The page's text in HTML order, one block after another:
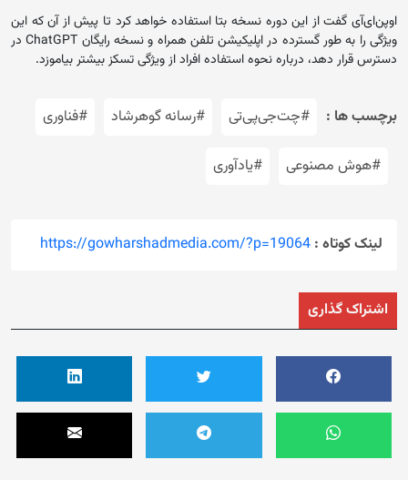
اوپن‌ای‌آی گفت از این دوره نسخه بتا استفاده خواهد کرد تا پیش از آن که این
ویژگی را به طور گسترده در اپلیکیشن تلفن همراه و نسخه رایگان ChatGPT در
دسترس قرار دهد، درباره نحوه استفاده افراد از ویژگی تسکز بیشتر بیاموزد.
برچسب ها : #چت‌جی‌پی‌تی #رسانه گوهرشاد #فناوری
#هوش مصنوعی #یادآوری
لینک کوتاه : https://gowharshadmedia.com/?p=19064
اشتراک گذاری